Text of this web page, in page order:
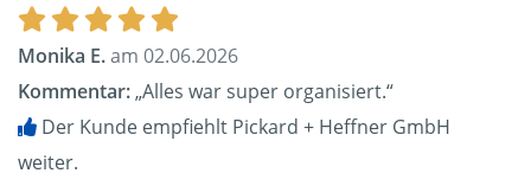
Monika E.am 02.06.2026
Kommentar:„Alles war super organisiert.“
Der Kunde empfiehlt Pickard + Heffner GmbH
weiter.